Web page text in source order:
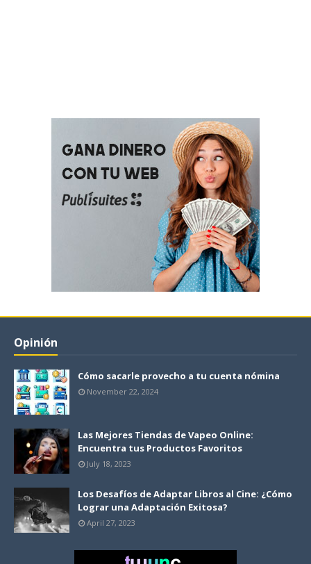
Opinión
Cómo sacarle provecho a tu cuenta nómina
November 22, 2024
Las Mejores Tiendas de Vapeo Online:
Encuentra tus Productos Favoritos
July 18, 2023
Los Desafíos de Adaptar Libros al Cine: ¿Cómo
Lograr una Adaptación Exitosa?
April 27, 2023